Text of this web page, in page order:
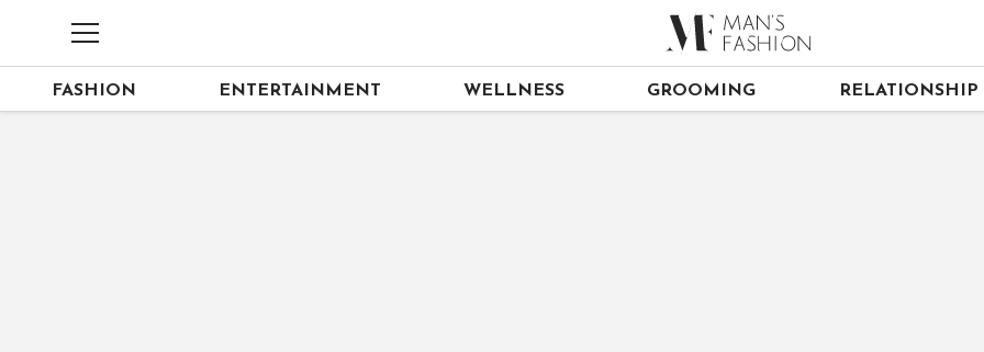
FASHION ENTERTAINMENT WELLNESS GROOMING RELATIONSHIP